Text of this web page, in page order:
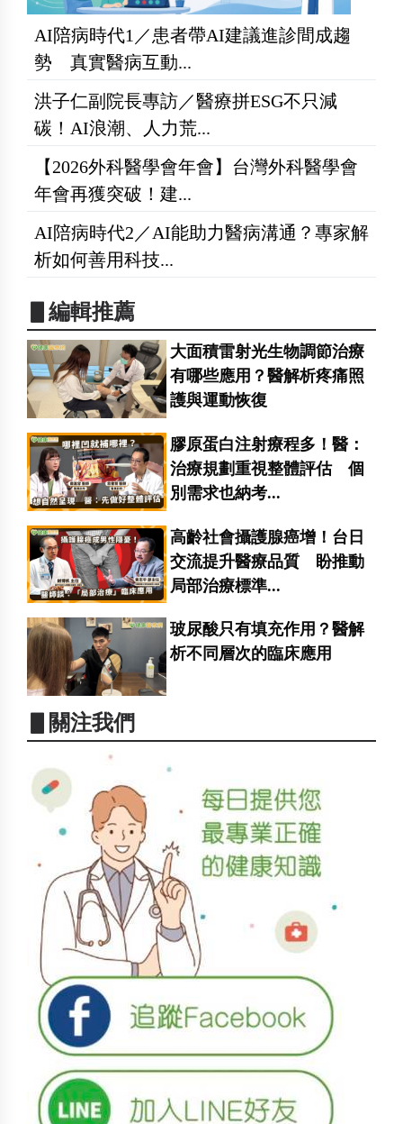
AI陪病時代1／患者帶AI建議進診間成趨
勢 真實醫病互動...
洪子仁副院長專訪／醫療拼ESG不只減
碳！AI浪潮、人力荒...
【2026外科醫學會年會】台灣外科醫學會
年會再獲突破！建...
AI陪病時代2／AI能助力醫病溝通？專家解
析如何善用科技...
▋編輯推薦
大面積雷射光生物調節治療
有哪些應用？醫解析疼痛照
護與運動恢復
膠原蛋白注射療程多！醫：
治療規劃重視整體評估 個
別需求也納考...
高齡社會攝護腺癌增！台日
交流提升醫療品質 盼推動
局部治療標準...
玻尿酸只有填充作用？醫解
析不同層次的臨床應用
▋關注我們